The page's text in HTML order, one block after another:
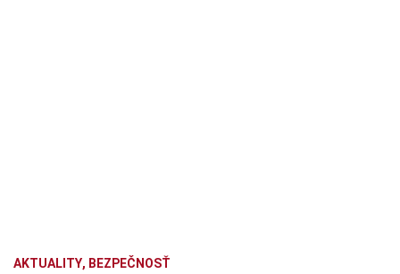
AKTUALITY, BEZPEČNOSŤ